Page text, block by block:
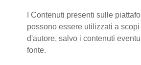
I Contenuti presenti sulle
possono essere utilizzati a
d'autore, salvo i contenuti
fonte.